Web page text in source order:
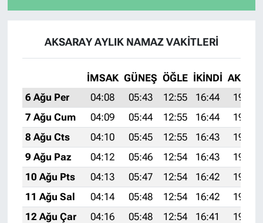
AKSARAY AYLIK NAMAZ VAKITLERI
İMSAK GÜNEŞ ÖĞLE İKINDI AKŞAM
6 Ağu Per
04:08 05:43 12:55 16:44
19:57
7 Ağu Cum
04:09 05:44 12:55 16:44
19:55
8 Ağu Cts
04:10 05:45 12:55 16:43
19:54
9 Ağu Paz
04:12 05:46 12:54 16:43
19:53
10 Ağu Pts
04:13 05:47 12:54 16:42
19:52
11 Ağu Sal
04:14 05:48 12:54 16:42
19:51
12 Ağu Çar
04:16 05:48 12:54 16:41
19:50